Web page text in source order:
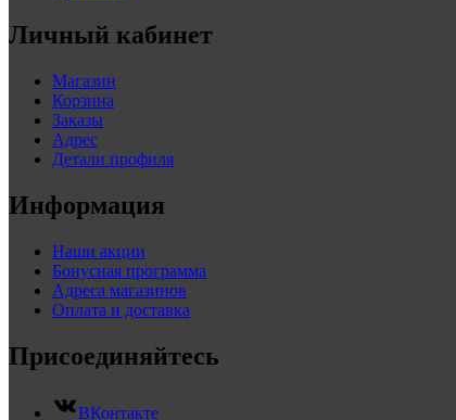
Личный кабинет
Магазин
Корзина
Заказы
Адрес
Детали профиля
Информация
Наши акции
Бонусная программа
Адреса магазинов
Оплата и доставка
Присоединяйтесь
ВКонтакте